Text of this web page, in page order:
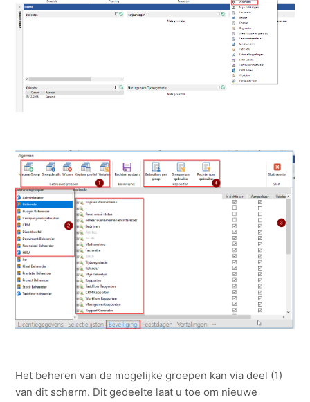
Het beheren van de mogelijke groepen kan via deel (1)
van dit scherm. Dit gedeelte laat u toe om nieuwe